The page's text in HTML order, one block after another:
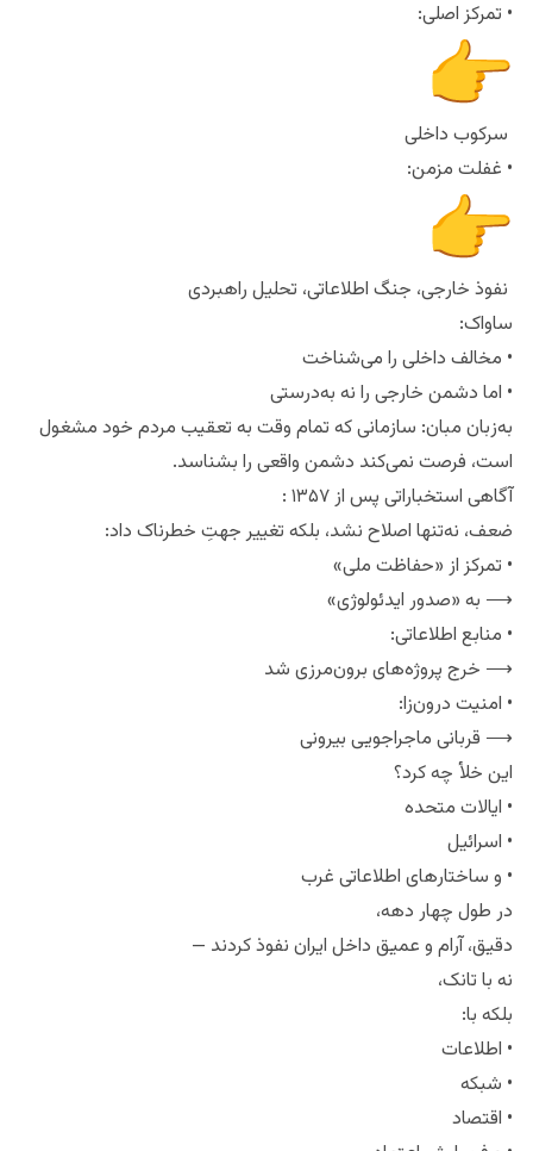
• تمرکز اصلی:
سرکوب داخلی
• غفلت مزمن:
نفوذ خارجی، جنگ اطلاعاتی، تحلیل راهبردی
ساواک:
• مخالف داخلی را می‌شناخت
• اما دشمن خارجی را نه به‌درستی
به‌زبان مبان: سازمانی که تمام وقت به تعقیب مردم خود مشغول
است، فرصت نمی‌کند دشمن واقعی را بشناسد.
آگاهی استخباراتی پس از ۱۳۵۷ :
ضعف، نه‌تنها اصلاح نشد، بلکه تغییر جهتِ خطرناک داد:
• تمرکز از «حفاظت ملی»
⟶ به «صدور ایدئولوژی»
• منابع اطلاعاتی:
⟶ خرج پروژه‌های برون‌مرزی شد
• امنیت درون‌زا:
⟶ قربانی ماجراجویی بیرونی
این خلأ چه کرد؟
• ایالات متحده
• اسرائیل
• و ساختارهای اطلاعاتی غرب
در طول چهار دهه،
دقیق، آرام و عمیق داخل ایران نفوذ کردند —
نه با تانک،
بلکه با:
• اطلاعات
• شبکه
• اقتصاد